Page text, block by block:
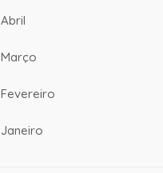
Abril
Março
Fevereiro
Janeiro